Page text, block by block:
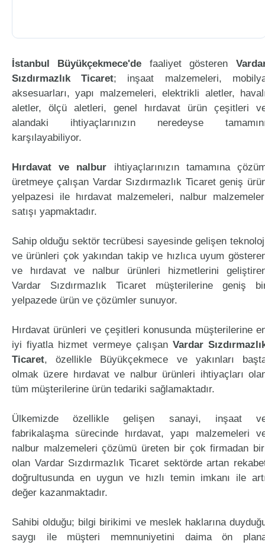
İstanbul Büyükçekmece'de faaliyet gösteren
Sızdırmazlık Ticaret; inşaat malzemeleri,
aksesuarları, yapı malzemeleri, elektrikli aletler,
aletler, ölçü aletleri, genel hırdavat ürün çeşitleri
alandaki ihtiyaçlarınızın neredeyse
karşılayabiliyor.
Hırdavat ve nalbur ihtiyaçlarınızın tamamına
üretmeye çalışan Vardar Sızdırmazlık Ticaret geniş
yelpazesi ile hırdavat malzemeleri, nalbur
satışı yapmaktadır.
Sahip olduğu sektör tecrübesi sayesinde gelişen
ve ürünleri çok yakından takip ve hızlıca uyum
ve hırdavat ve nalbur ürünleri hizmetlerini
Vardar Sızdırmazlık Ticaret müşterilerine geniş
yelpazede ürün ve çözümler sunuyor.
Hırdavat ürünleri ve çeşitleri konusunda müşterilerine
iyi fiyatla hizmet vermeye çalışan Vardar
Ticaret, özellikle Büyükçekmece ve yakınları
olmak üzere hırdavat ve nalbur ürünleri ihtiyaçları
tüm müşterilerine ürün tedariki sağlamaktadır.
Ülkemizde özellikle gelişen sanayi, inşaat
fabrikalaşma sürecinde hırdavat, yapı malzemeleri
nalbur malzemeleri çözümü üreten bir çok firmadan
olan Vardar Sızdırmazlık Ticaret sektörde artan
doğrultusunda en uygun ve hızlı temin imkanı ile
değer kazanmaktadır.
Sahibi olduğu; bilgi birikimi ve meslek haklarına
saygı ile müşteri memnuniyetini daima ön